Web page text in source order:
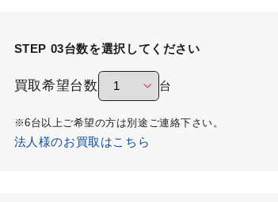
STEP 03台数を選択してください
買取希望台数 台
※6台以上ご希望の方は別途ご連絡下さい。
法人様のお買取はこちら